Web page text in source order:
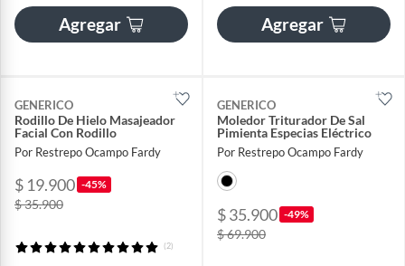
Agregar Agregar
GENERICO
Rodillo De Hielo Masajeador
Facial Con Rodillo
Por Restrepo Ocampo Fardy
$ 19.900 -45%
$ 35.900
(2)
GENERICO
Moledor Triturador De Sal
Pimienta Especias Eléctrico
Por Restrepo Ocampo Fardy
$ 35.900 -49%
$ 69.900